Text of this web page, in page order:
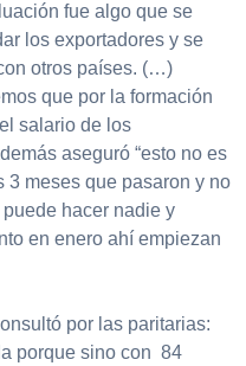
fue algo que se
los exportadores y se
otros países. (…)
que por la formación
salario de los
aseguró “esto no es
3 meses que pasaron y no
hacer nadie y
en enero ahí empiezan
por las paritarias:
porque sino con 84